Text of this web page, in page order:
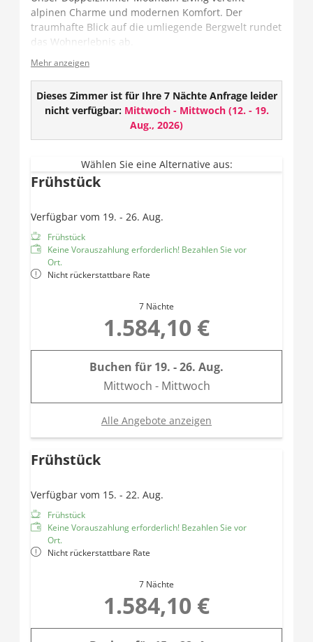
alpinen Charme und modernen Komfort. Der
traumhafte Blick auf die umliegende Bergwelt rundet
das Wohnerlebnis ab.
Das Zimmer verfügt entweder über ein offenes oder
geschlossenes Badezimmer und teilweise über ein
getrenntes WC.
TV
Wlan
Safe
Offenes oder geschlossenes Badezimmer mit
Teilweise getrenntes WC
Balkon
Mehr anzeigen
Dieses Zimmer ist für Ihre 7 Nächte Anfrage leider
nicht verfügbar: Mittwoch - Mittwoch(12. - 19.
Aug., 2026)
Wählen Sie eine Alternative aus:
Frühstück
Verfügbar vom 19. - 26. Aug.
Frühstück
Keine Vorauszahlung erforderlich! Bezahlen Sie vor
Ort.
Nicht rückerstattbare Rate
7 Nächte
1.584,10 €
Buchen für 19. - 26. Aug.
Mittwoch - Mittwoch
Alle Angebote anzeigen
Frühstück
Verfügbar vom 15. - 22. Aug.
Frühstück
Keine Vorauszahlung erforderlich! Bezahlen Sie vor
Ort.
Nicht rückerstattbare Rate
7 Nächte
1.584,10 €